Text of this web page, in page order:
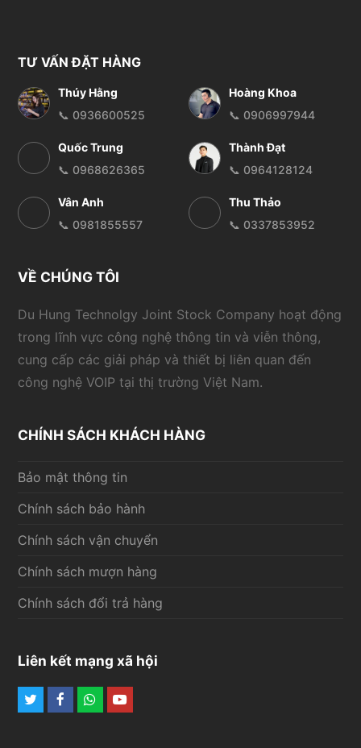
TƯ VẤN ĐẶT HÀNG
Thúy Hằng
📞 0936600525
Hoàng Khoa
📞 0906997944
Quốc Trung
📞 0968626365
Thành Đạt
📞 0964128124
Vân Anh
📞 0981855557
Thu Thảo
📞 0337853952
VỀ CHÚNG TÔI
Du Hung Technolgy Joint Stock Company hoạt động
trong lĩnh vực công nghệ thông tin và viễn thông,
cung cấp các giải pháp và thiết bị liên quan đến
công nghệ VOIP tại thị trường Việt Nam.
CHÍNH SÁCH KHÁCH HÀNG
Bảo mật thông tin
Chính sách bảo hành
Chính sách vận chuyển
Chính sách mượn hàng
Chính sách đổi trả hàng
Liên kết mạng xã hội
TwitterFacebook
Whatsapp
Youtube